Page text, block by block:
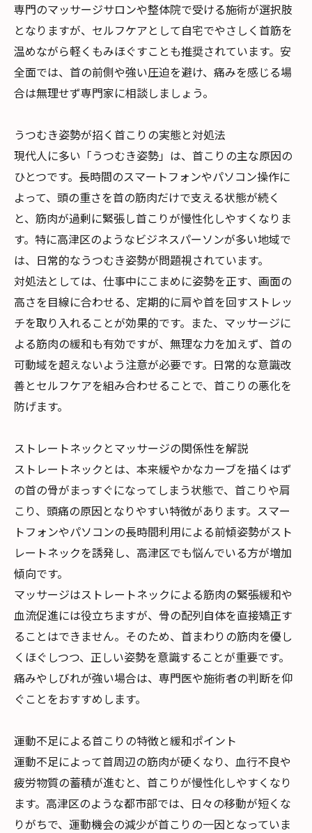
専門のマッサージサロンや整体院で受ける施術が選択肢
となりますが、セルフケアとして自宅でやさしく首筋を
温めながら軽くもみほぐすことも推奨されています。安
全面では、首の前側や強い圧迫を避け、痛みを感じる場
合は無理せず専門家に相談しましょう。
うつむき姿勢が招く首こりの実態と対処法
現代人に多い「うつむき姿勢」は、首こりの主な原因の
ひとつです。長時間のスマートフォンやパソコン操作に
よって、頭の重さを首の筋肉だけで支える状態が続く
と、筋肉が過剰に緊張し首こりが慢性化しやすくなりま
す。特に高津区のようなビジネスパーソンが多い地域で
は、日常的なうつむき姿勢が問題視されています。
対処法としては、仕事中にこまめに姿勢を正す、画面の
高さを目線に合わせる、定期的に肩や首を回すストレッ
チを取り入れることが効果的です。また、マッサージに
よる筋肉の緩和も有効ですが、無理な力を加えず、首の
可動域を超えないよう注意が必要です。日常的な意識改
善とセルフケアを組み合わせることで、首こりの悪化を
防げます。
ストレートネックとマッサージの関係性を解説
ストレートネックとは、本来緩やかなカーブを描くはず
の首の骨がまっすぐになってしまう状態で、首こりや肩
こり、頭痛の原因となりやすい特徴があります。スマー
トフォンやパソコンの長時間利用による前傾姿勢がスト
レートネックを誘発し、高津区でも悩んでいる方が増加
傾向です。
マッサージはストレートネックによる筋肉の緊張緩和や
血流促進には役立ちますが、骨の配列自体を直接矯正す
ることはできません。そのため、首まわりの筋肉を優し
くほぐしつつ、正しい姿勢を意識することが重要です。
痛みやしびれが強い場合は、専門医や施術者の判断を仰
ぐことをおすすめします。
運動不足による首こりの特徴と緩和ポイント
運動不足によって首周辺の筋肉が硬くなり、血行不良や
疲労物質の蓄積が進むと、首こりが慢性化しやすくなり
ます。高津区のような都市部では、日々の移動が短くな
りがちで、運動機会の減少が首こりの一因となっていま